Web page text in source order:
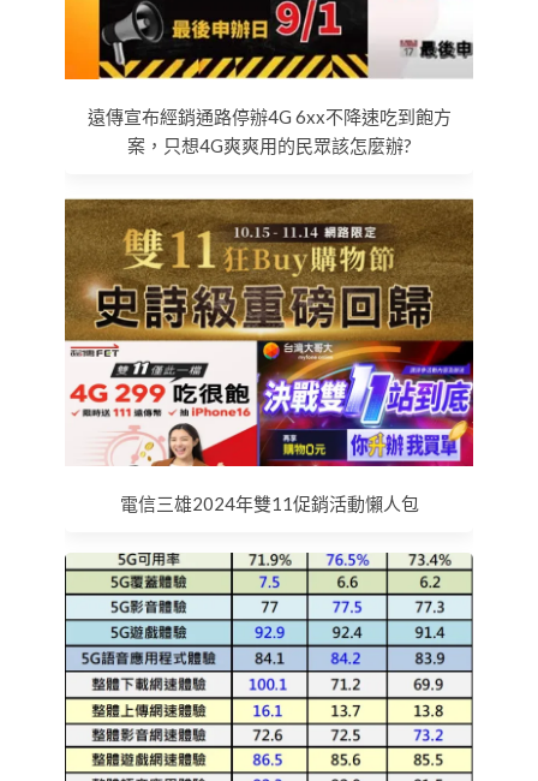
遠傳宣布經銷通路停辦4G 6xx不降速吃到飽方
案，只想4G爽爽用的民眾該怎麼辦?
電信三雄2024年雙11促銷活動懶人包